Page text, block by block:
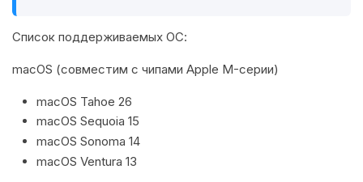
Список поддерживаемых ОС:
macOS (совместим с чипами Apple M-серии)
macOS Tahoe 26
macOS Sequoia 15
macOS Sonoma 14
macOS Ventura 13